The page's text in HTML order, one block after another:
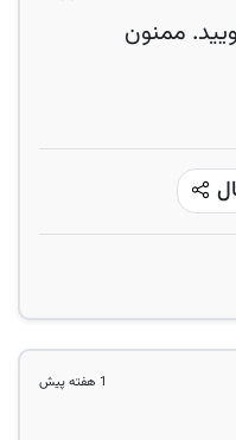
ممنون
1 هفته پیش